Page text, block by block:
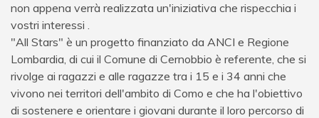
non appena verrà realizzata un'iniziativa che rispecchia i
vostri interessi .
"All Stars" è un progetto finanziato da ANCI e Regione
Lombardia, di cui il Comune di Cernobbio è referente, che si
rivolge ai ragazzi e alle ragazze tra i 15 e i 34 anni che
vivono nei territori dell'ambito di Como e che ha l'obiettivo
di sostenere e orientare i giovani durante il loro percorso di